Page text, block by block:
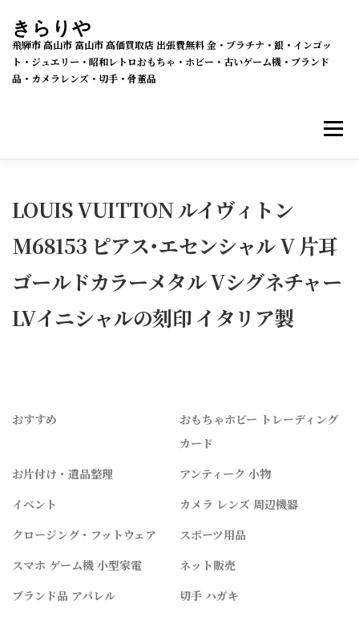
ン
ス
ッ
きらりや
飛騨市 高山市 富山市 高価買取店 出張費無料 金・プラチナ・銀・インゴッ
ト・ジュエリー・昭和レトロおもちゃ・ホビー・古いゲーム機・ブランド
品・カメラレンズ・切手・骨董品
メニ
メルカリSHOPS 公式ラクマ店 ヤフー2号店
買取の流れ 会社概要
LOUIS VUITTON ルイヴィトン
M68153 ピアス･エセンシャル V 片耳
ゴールドカラーメタル Vシグネチャー
LVイニシャルの刻印 イタリア製
おすすめ
おもちゃホビー トレーディング
カード
お片付け・遺品整理
アンティーク 小物
イベント
カメラ レンズ 周辺機器
クロージング・フットウェア
スポーツ用品
スマホ ゲーム機 小型家電
ネット販売
ブランド品 アパレル
切手 ハガキ